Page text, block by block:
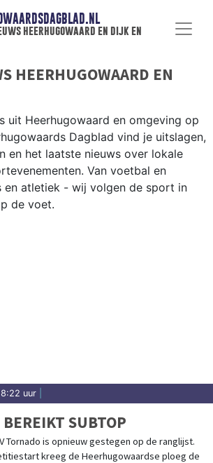
heerhugowaard en dijk en
HEERHUGOWAARD EN
uit Heerhugowaard en omgeving op
Dagblad vind je uitslagen,
en het laatste nieuws over lokale
Van voetbal en
en atletiek - wij volgen de sport in
de voet.
uur
SUBTOP
Tornado is opnieuw gestegen op de ranglijst.
kreeg de Heerhugowaardse ploeg de